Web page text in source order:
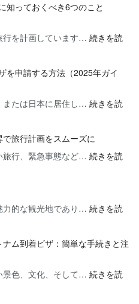
知っておくべき6つのこと
行を計画しています… 続きを読
を申請する方法（2025年ガイ
または日本に居住し… 続きを読
旅行計画をスムーズに
旅行、緊急事態など… 続きを読
力的な観光地であり… 続きを読
ム到着ビザ：簡単な手続きと注
景色、文化、そして… 続きを読